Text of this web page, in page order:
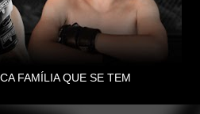
FAMÍLIA QUE SE TEM